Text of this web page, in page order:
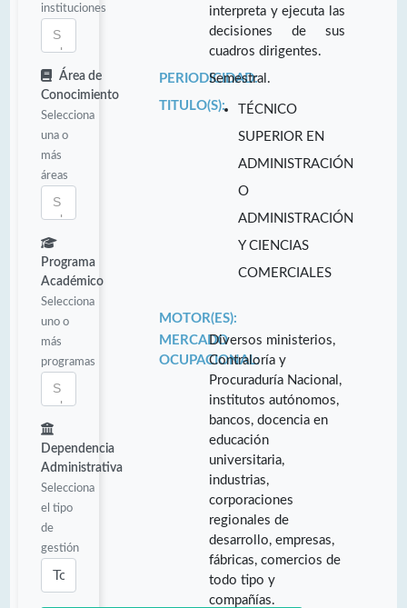
instituciones
Área de
Conocimiento
Selecciona
una o
más
áreas
Programa
Académico
Selecciona
uno o
más
programas
Dependencia
Administrativa
Selecciona
el tipo
de
gestión
interpreta y ejecuta las
decisiones de sus
cuadros dirigentes.
PERIODICIDAD:
Semestral.
TITULO(S):
TÉCNICO
SUPERIOR EN
ADMINISTRACIÓN
O
ADMINISTRACIÓN
Y CIENCIAS
COMERCIALES
MOTOR(ES):
MERCADO
OCUPACIONAL:
Diversos ministerios,
Contraloría y
Procuraduría Nacional,
institutos autónomos,
bancos, docencia en
educación
universitaria,
industrias,
corporaciones
regionales de
desarrollo, empresas,
fábricas, comercios de
todo tipo y
compañías.